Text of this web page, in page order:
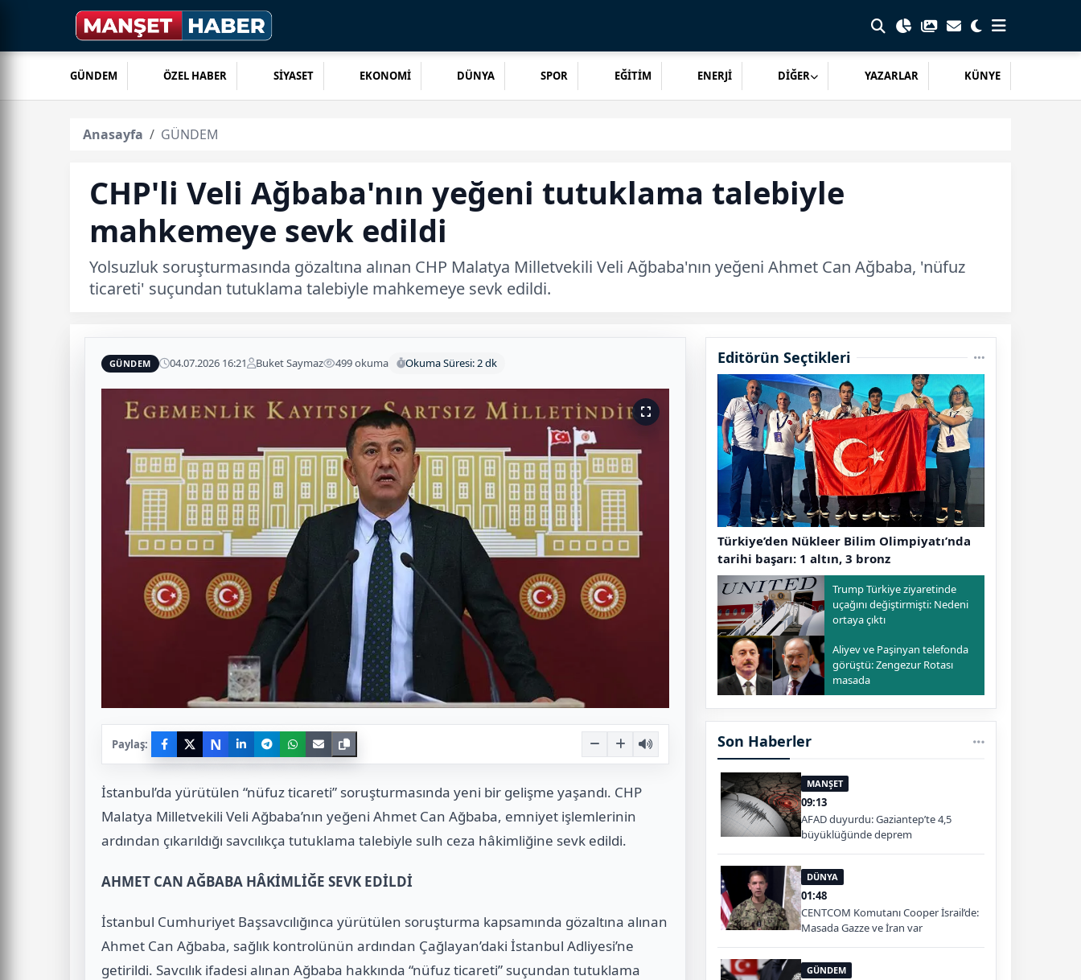
GÜNDEM ÖZEL HABER SİYASET EKONOMİ DÜNYA SPOR EĞİTİM ENERJİ DİĞER YAZARLAR KÜNYE
Anasayfa GÜNDEM
CHP'li Veli Ağbaba'nın yeğeni tutuklama talebiyle
mahkemeye sevk edildi
Yolsuzluk soruşturmasında gözaltına alınan CHP Malatya Milletvekili Veli Ağbaba'nın yeğeni Ahmet Can Ağbaba, 'nüfuz
ticareti' suçundan tutuklama talebiyle mahkemeye sevk edildi.
GÜNDEM 04.07.2026 16:21 Buket Saymaz 499 okuma Okuma Süresi: 2 dk
Paylaş: N
İstanbul’da yürütülen “nüfuz ticareti” soruşturmasında yeni bir gelişme yaşandı. CHP
Malatya Milletvekili Veli Ağbaba’nın yeğeni Ahmet Can Ağbaba, emniyet işlemlerinin
ardından çıkarıldığı savcılıkça tutuklama talebiyle sulh ceza hâkimliğine sevk edildi.
AHMET CAN AĞBABA HÂKİMLİĞE SEVK EDİLDİ
İstanbul Cumhuriyet Başsavcılığınca yürütülen soruşturma kapsamında gözaltına alınan
Ahmet Can Ağbaba, sağlık kontrolünün ardından Çağlayan’daki İstanbul Adliyesi’ne
getirildi. Savcılık ifadesi alınan Ağbaba hakkında “nüfuz ticareti” suçundan tutuklama
Editörün Seçtikleri
Türkiye’den Nükleer Bilim Olimpiyatı’nda
tarihi başarı: 1 altın, 3 bronz
Trump Türkiye ziyaretinde
uçağını değiştirmişti: Nedeni
ortaya çıktı
Aliyev ve Paşinyan telefonda
görüştü: Zengezur Rotası
masada
Son Haberler
MANŞET
09:13
AFAD duyurdu: Gaziantep’te 4,5
büyüklüğünde deprem
DÜNYA
01:48
CENTCOM Komutanı Cooper İsrail’de:
Masada Gazze ve İran var
GÜNDEM